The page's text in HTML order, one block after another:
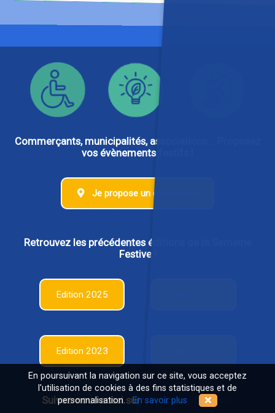
Commerçants, municipalités, associations... Proposez
vos évènements festifs !
Je propose un évènement
Retrouvez les précédentes éditions de la Semaine
Festive !
Edition 2025
Edition 2023
Suivez-nous aussi sur vos réseaux sociaux
En poursuivant la navigation sur ce site, vous acceptez
l'utilisation de cookies à des fins statistiques et de
personnalisation.En savoir plus